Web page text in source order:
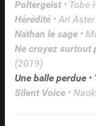
Poltergeist• Tobe
Hérédité • Ari
Nathan le sage •
Ne croyez surtout
(2019)
Une balle perdue
Silent Voice •